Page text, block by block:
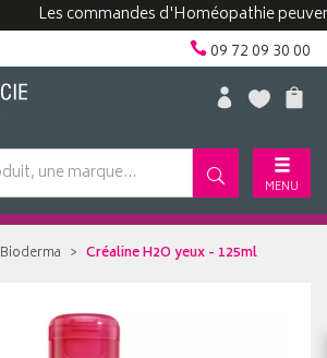
Les commandes d'Homéopathie peuvent
09 72 09 30 00
MENU
Bioderma Créaline H2O yeux - 125ml